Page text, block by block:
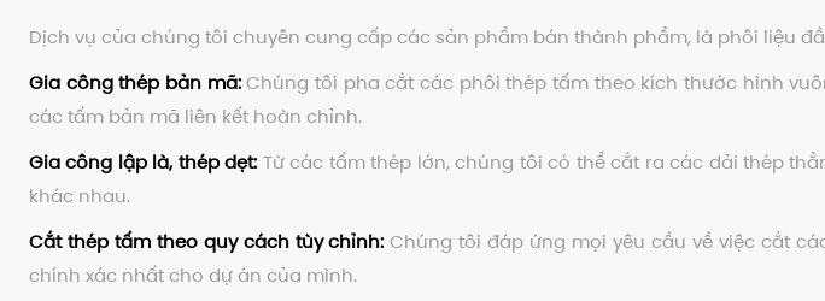
Dịch vụ của chúng tôi chuyên cung cấp các sản phẩm bán thành phẩm, là phôi liệu
Gia công thép bản mã:Chúng tôi pha cắt các phôi thép tấm theo kích thước hình
các tấm bản mã liên kết hoàn chỉnh.
Gia công lập là, thép dẹt: Từ các tấm thép lớn, chúng tôi có thể cắt ra các dải thép
khác nhau.
Cắt thép tấm theo quy cách tùy chỉnh: Chúng tôi đáp ứng mọi yêu cầu về việc cắt
chính xác nhất cho dự án của mình.